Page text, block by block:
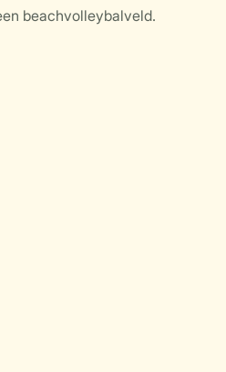
beachvolleybalveld.